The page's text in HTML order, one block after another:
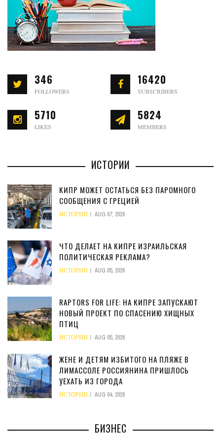
346
FOLLOWERS
16420
SUBSCRIBERS
5710
LIKES
5824
MEMBERS
ИСТОРИИ
КИПР МОЖЕТ ОСТАТЬСЯ БЕЗ ПАРОМНОГО
СООБЩЕНИЯ С ГРЕЦИЕЙ
ИСТОРИИ AUG 07, 2026
ЧТО ДЕЛАЕТ НА КИПРЕ ИЗРАИЛЬСКАЯ
ПОЛИТИЧЕСКАЯ РЕКЛАМА?
ИСТОРИИ AUG 05, 2026
RAPTORS FOR LIFE: НА КИПРЕ ЗАПУСКАЮТ
НОВЫЙ ПРОЕКТ ПО СПАСЕНИЮ ХИЩНЫХ
ПТИЦ
ИСТОРИИ AUG 05, 2026
ЖЕНЕ И ДЕТЯМ ИЗБИТОГО НА ПЛЯЖЕ В
ЛИМАССОЛЕ РОССИЯНИНА ПРИШЛОСЬ
УЕХАТЬ ИЗ ГОРОДА
ИСТОРИИ AUG 04, 2026
БИЗНЕС